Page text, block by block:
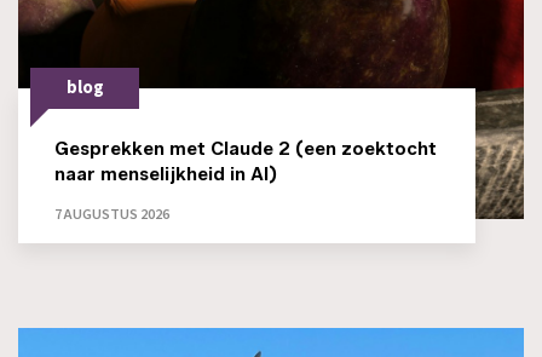
blog
Gesprekken met Claude 2 (een zoektocht
naar menselijkheid in AI)
7 AUGUSTUS 2026